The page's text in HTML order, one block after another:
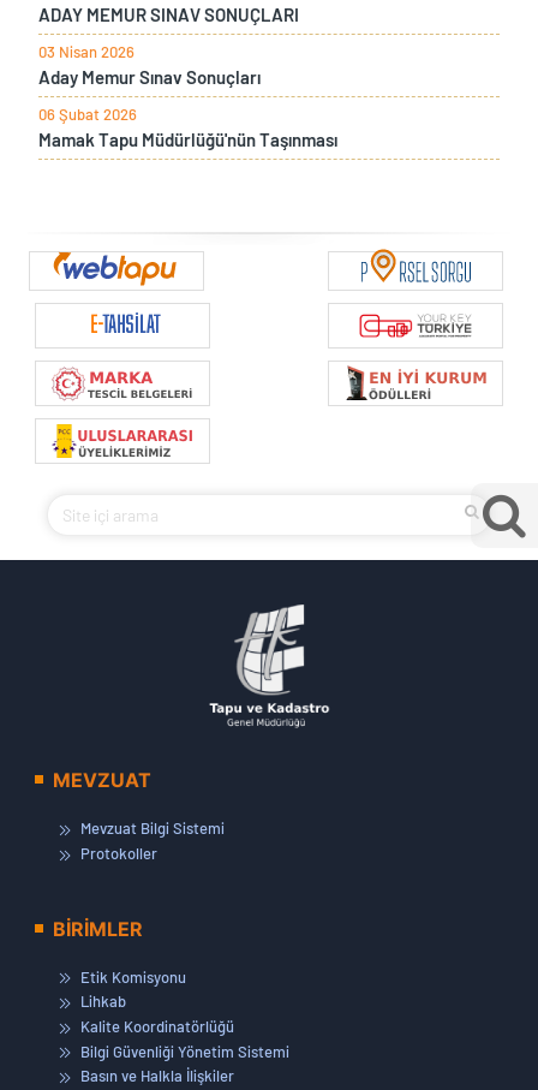
ADAY MEMUR SINAV SONUÇLARI
03 Nisan 2026
Aday Memur Sınav Sonuçları
06 Şubat 2026
Mamak Tapu Müdürlüğü'nün Taşınması
MEVZUAT
Mevzuat Bilgi Sistemi
Protokoller
BİRİMLER
Etik Komisyonu
Lihkab
Kalite Koordinatörlüğü
Bilgi Güvenliği Yönetim Sistemi
Basın ve Halkla İlişkiler